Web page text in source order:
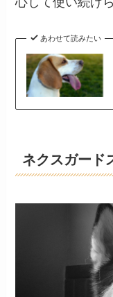
あわせて読みたい
ネクスガード